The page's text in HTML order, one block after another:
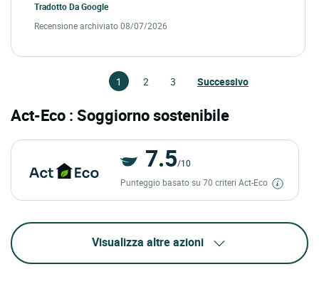
Tradotto DaGoogle
Recensione archiviato 08/07/2026
1 2 3 Successivo
Act-Eco : Soggiorno sostenibile
7.5/10
Punteggio basato su 70 criteri Act-Eco
Visualizza altre azioni